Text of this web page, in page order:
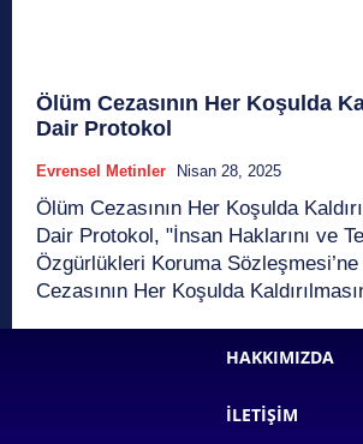
Ölüm Cezasının Her Koşulda
Dair Protokol
Evrensel Metinler Nisan 28, 2025
Ölüm Cezasının Her Koşulda
Dair Protokol, "İnsan Haklarını ve
Özgürlükleri Koruma
Cezasının Her Koşulda
HAKKIMIZDA
İLETIŞIM